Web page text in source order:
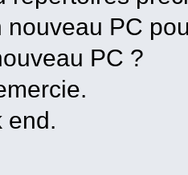
nouveau PC
PC ?
end.